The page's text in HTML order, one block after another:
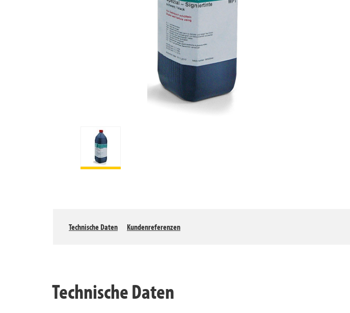
Technische Daten Kundenreferenzen
Technische Daten